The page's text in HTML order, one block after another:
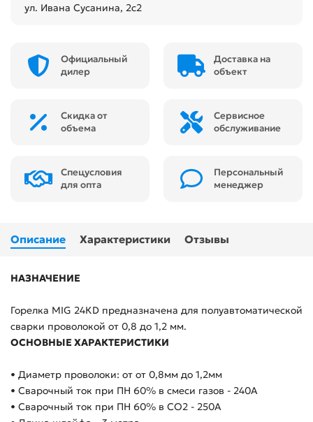
ул. Ивана Сусанина, 2с2
Официальный
дилер
Доставка на
объект
Скидка от
объема
Сервисное
обслуживание
Спецусловия
для опта
Персональный
менеджер
Описание Характеристики Отзывы
НАЗНАЧЕНИЕ
Горелка MIG 24КD предназначена для полуавтоматической
сварки проволокой от 0,8 до 1,2 мм.
ОСНОВНЫЕ ХАРАКТЕРИСТИКИ
• Диаметр проволоки: от от 0,8мм до 1,2мм
• Сварочный ток при ПН 60% в смеси газов - 240А
• Сварочный ток при ПН 60% в CO2 - 250А